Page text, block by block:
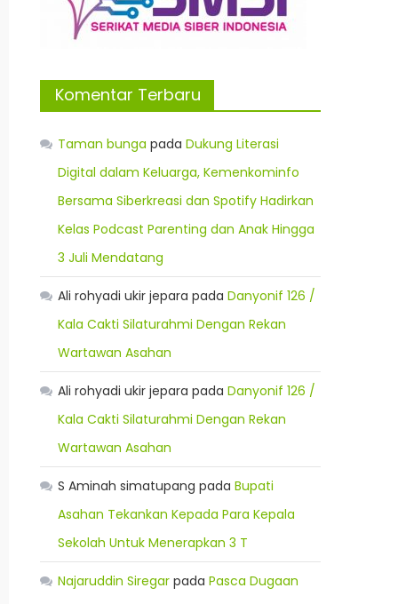
Komentar Terbaru
Taman bunga padaDukung Literasi
Digital dalam Keluarga, Kemenkominfo
Bersama Siberkreasi dan Spotify Hadirkan
Kelas Podcast Parenting dan Anak Hingga
3 Juli Mendatang
Ali rohyadi ukir jepara padaDanyonif 126 /
Kala Cakti Silaturahmi Dengan Rekan
Wartawan Asahan
Ali rohyadi ukir jepara padaDanyonif 126 /
Kala Cakti Silaturahmi Dengan Rekan
Wartawan Asahan
S Aminah simatupang padaBupati
Asahan Tekankan Kepada Para Kepala
Sekolah Untuk Menerapkan 3 T
Najaruddin Siregar padaPasca Dugaan